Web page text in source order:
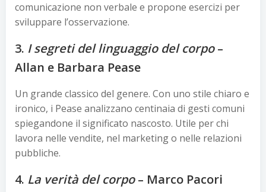
comunicazione non verbale e propone esercizi per
sviluppare l’osservazione.
3. I segreti del linguaggio del corpo–
Allan e Barbara Pease
Un grande classico del genere. Con uno stile chiaro e
ironico, i Pease analizzano centinaia di gesti comuni
spiegandone il significato nascosto. Utile per chi
lavora nelle vendite, nel marketing o nelle relazioni
pubbliche.
4. La verità del corpo– Marco Pacori